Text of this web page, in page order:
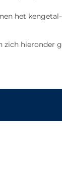
het
zich hieronder